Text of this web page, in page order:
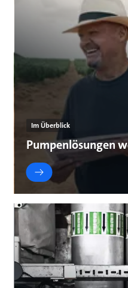
Im Überblick
Pumpenlösungen